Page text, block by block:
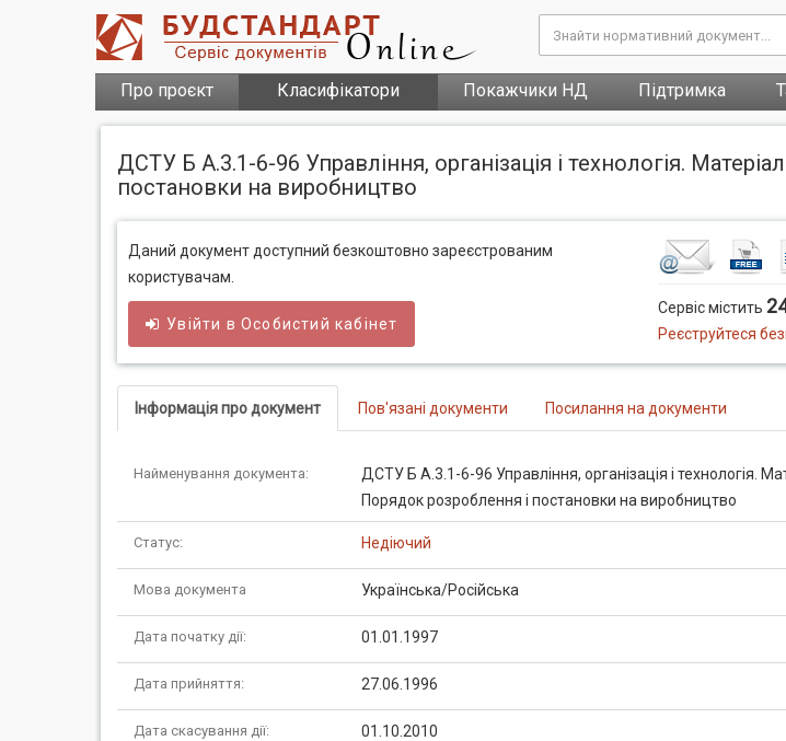
Про проєкт Класифікатори Покажчики НД Підтримка
ДСТУ Б А.3.1-6-96 Управлiння, органiзацiя i технологiя.
постановки на виробництво
Даний документ доступний безкоштовно зареєстрованим
користувачам.
Увійти вОсобистий кабінет
Сервіс містить
Реєструйтеся
Інформація про документ Пов'язані документи Посилання на документи
Найменування документа:
ДСТУ Б А.3.1-6-96 Управлiння, органiзацiя i технологiя.
Порядок розроблення і постановки на виробництво
Статус: Недіючий
Мова документа Українська/Російська
Дата початку дії: 01.01.1997
Дата прийняття: 27.06.1996
Дата скасування дії: 01.10.2010